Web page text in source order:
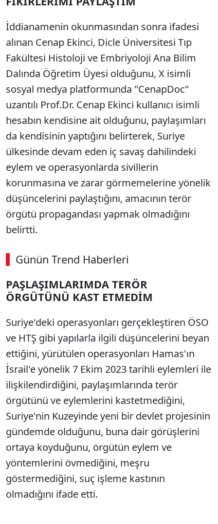
İddianamenin okunmasından sonra ifadesi
alınan Cenap Ekinci, Dicle Üniversitesi Tıp
Fakültesi Histoloji ve Embriyoloji Ana Bilim
Dalında Öğretim Üyesi olduğunu, X isimli
sosyal medya platformunda "CenapDoc"
uzantılı Prof.Dr. Cenap Ekinci kullanıcı isimli
hesabın kendisine ait olduğunu, paylaşımları
da kendisinin yaptığını belirterek, Suriye
ülkesinde devam eden iç savaş dahilindeki
eylem ve operasyonlarda sivillerin
korunmasına ve zarar görmemelerine yönelik
düşüncelerini paylaştığını, amacının terör
örgütü propagandası yapmak olmadığını
belirtti.
Günün Trend Haberleri
PAŞLAŞIMLARIMDA TERÖR
ÖRGÜTÜNÜ KAST ETMEDİM
Suriye'deki operasyonları gerçekleştiren ÖSO
ve HTŞ gibi yapılarla ilgili düşüncelerini beyan
ettiğini, yürütülen operasyonları Hamas'ın
İsrail'e yönelik 7 Ekim 2023 tarihli eylemleri ile
ilişkilendirdiğini, paylaşımlarında terör
örgütünü ve eylemlerini kastetmediğini,
Suriye'nin Kuzeyinde yeni bir devlet projesinin
gündemde olduğunu, buna dair görüşlerini
ortaya koyduğunu, örgütün eylem ve
yöntemlerini övmediğini, meşru
göstermediğini, suç işleme kastının
olmadığını ifade etti.